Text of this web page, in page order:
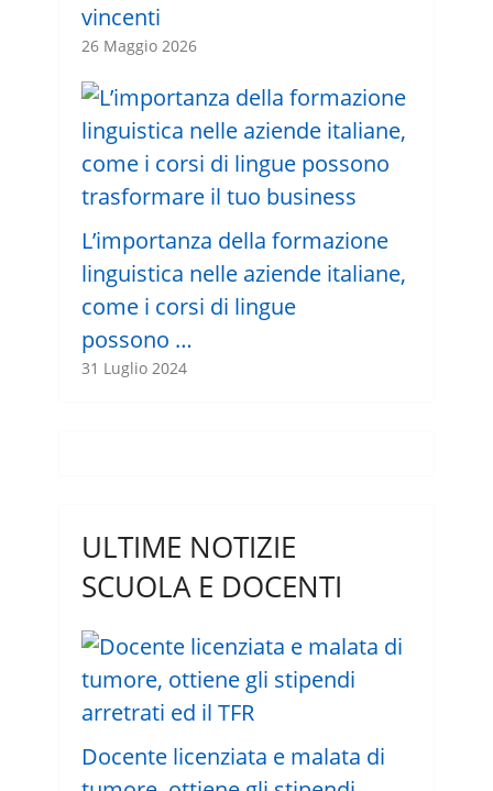
vincenti
26 Maggio 2026
L’importanza della formazione
linguistica nelle aziende italiane,
come i corsi di lingue
possono …
31 Luglio 2024
ULTIME NOTIZIE
SCUOLA E DOCENTI
Docente licenziata e malata di